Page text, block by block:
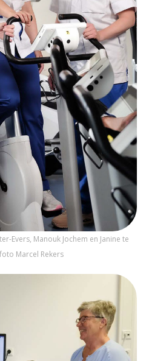
Evers, Manouk Jochem en Janine te
Marcel Rekers